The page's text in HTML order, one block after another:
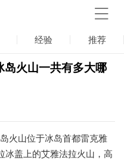
经验 推荐
岛火山一共有多大哪
山位于冰岛首都雷克雅
冰盖上的艾雅法拉火山，高